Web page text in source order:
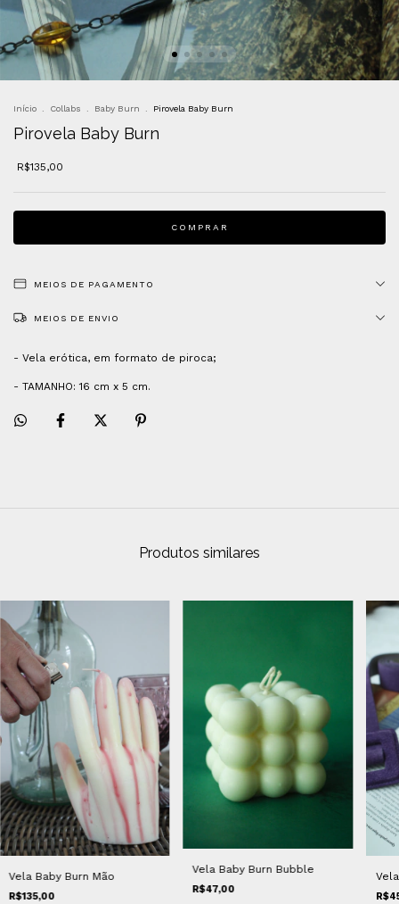
Início Collabs Baby Burn Pirovela Baby Burn
Pirovela Baby Burn
R$135,00
MEIOS DE PAGAMENTO
MEIOS DE ENVIO
- Vela erótica, em formato de piroca;
- TAMANHO: 16 cm x 5 cm.
Produtos similares
Vela Baby Burn Mão
R$135,00
Vela Baby Burn Bubble
R$47,00